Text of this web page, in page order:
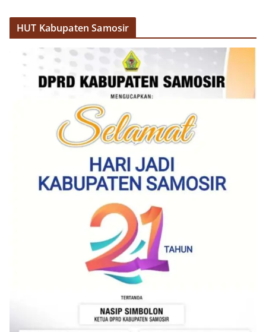
kelurahan tersebut.‎Sambang Langsung ke Rumah
Warga‎Dalam kegiatan ini, Aiptu Muliyadi
Suraukur mendatangi warga secara langsung dari
rumah ke rumah untuk menjalin silaturahmi
sekaligus menyampaikan pesan-pesan
kamtibmas. Kehadiran petugas disambut baik
oleh warga, yang sebagian besar tengah bersiap
menyambut momentum HUT Kemerdekaan RI
dengan berbagai persiapan di lingkungan
masing-masing.‎Dalam dialog yang berlangsung
akrab, Bhabinkamtibmas menyapa warga,
menanyakan kondisi keamanan dan kenyamanan
lingkungan tempat tinggal, serta membuka ruang
komunikasi dua arah agar warga dapat
menyampaikan keluhan maupun informasi terkait
poin utama yang disampaikan dalam kegiatan
sambang ini adalah imbauan kepada warga untuk
memasang bendera Merah Putih secara penuh,
bukan setengah tiang, sebagai bentuk
penghormatan dan rasa cinta tanah air
menjelang perayaan HUT Kemerdekaan RI.
Petugas mengingatkan bahwa pemasangan
wujud nyata partisipasi masyarakat dalam
memperingati hari bersejarah bangsa
HUT Kabupaten Samosir